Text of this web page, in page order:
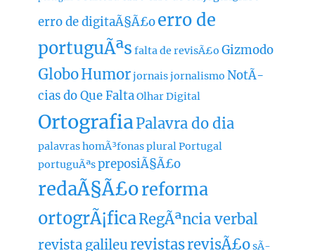
erro de digitaÃ§Ã£oerro de
portuguÃªs falta de revisÃ£o Gizmodo
GloboHumorjornaisjornalismo NotÃ­
cias do Que FaltaOlhar Digital
OrtografiaPalavra do dia
palavras homÃ³fonaspluralPortugal
portuguÃªspreposiÃ§Ã£o
redaÃ§Ã£oreforma
ortogrÃ¡ficaRegÃªncia verbal
revista galileurevistasrevisÃ£osÃ­